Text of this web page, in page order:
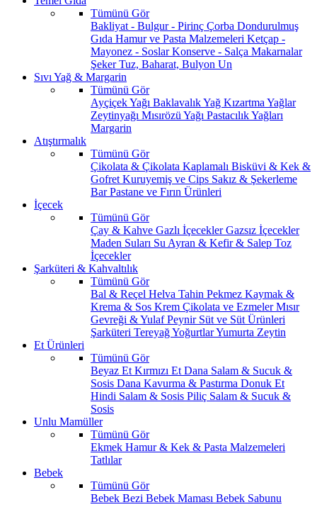
Tümünü Gör
Bakliyat - Bulgur - Pirinç Çorba Dondurulmuş
Gıda Hamur ve Pasta Malzemeleri Ketçap -
Mayonez - SoslarKonserve - Salça Makarnalar
ŞekerTuz, Baharat, Bulyon Un
Sıvı Yağ & Margarin
Tümünü Gör
Ayçiçek Yağı Baklavalık Yağ Kızartma Yağlar
Zeytinyağı Mısırözü Yağı Pastacılık Yağları
Margarin
Atıştırmalık
Tümünü Gör
Çikolata & Çikolata Kaplamalı Bisküvi & Kek &
Gofret Kuruyemiş ve Cips Sakız & Şekerleme
BarPastane ve Fırın Ürünleri
İçecek
Tümünü Gör
Çay & Kahve Gazlı İçeceklerGazsız İçecekler
Maden Suları Su Ayran & Kefir & Salep Toz
İçecekler
Şarküteri & Kahvaltılık
Tümünü Gör
Bal & Reçel Helva Tahin Pekmez Kaymak &
Krema & Sos Krem Çikolata ve EzmelerMısır
Gevreği & YulafPeynir Süt ve Süt Ürünleri
Şarküteri TereyağYoğurtlarYumurta Zeytin
Et Ürünleri
Tümünü Gör
Beyaz Et Kırmızı Et Dana Salam & Sucuk &
Sosis Dana Kavurma & Pastırma Donuk Et
Hindi Salam & Sosis Piliç Salam & Sucuk &
Sosis
Unlu Mamüller
Tümünü Gör
Ekmek Hamur & Kek & Pasta Malzemeleri
Tatlılar
Bebek
Tümünü Gör
Bebek Bezi Bebek Maması Bebek Sabunu